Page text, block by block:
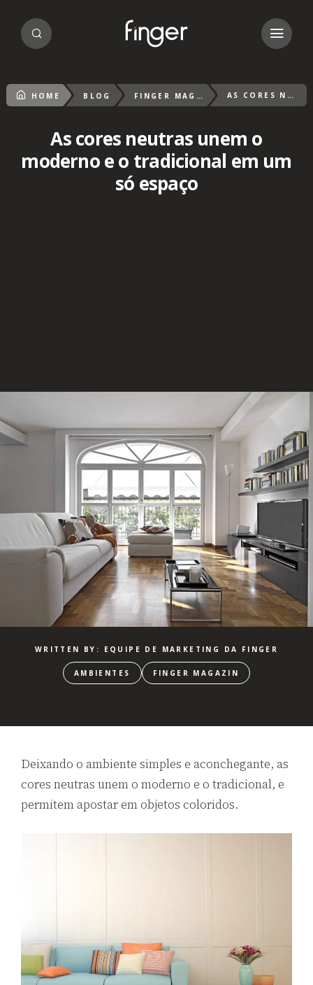
HOME BLOG FINGER MAGAZIN AS CORES NEUTRAS UNEM O MODERNO E O TRADICIONAL EM UM SÓ ESPAÇO
As cores neutras unem o
moderno e o tradicional em um
só espaço
WRITTEN BY: EQUIPE DE MARKETING DA FINGER
AMBIENTES FINGER MAGAZIN
Deixando o ambiente simples e aconchegante, as
cores neutras unem o moderno e o tradicional, e
permitem apostar em objetos coloridos.